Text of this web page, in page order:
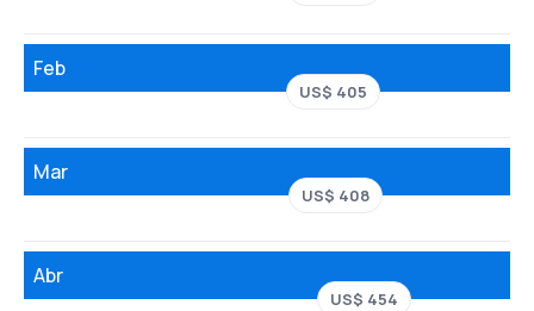
Feb
US$ 405
Mar
US$ 408
Abr
US$ 454